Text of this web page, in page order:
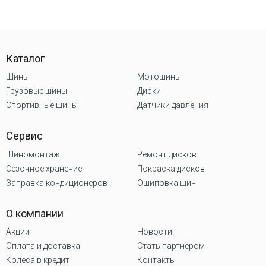
Каталог
Шины
Грузовые шины
Спортивные шины
Мотошины
Диски
Датчики давления
Сервис
Шиномонтаж
Сезонное хранение
Заправка кондиционеров
Ремонт дисков
Покраска дисков
Ошиповка шин
О компании
Акции
Оплата и доставка
Колеса в кредит
Новости
Стать партнёром
Контакты